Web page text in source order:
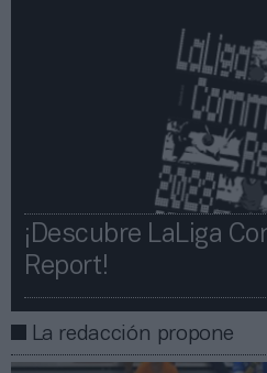
¡Descubre LaLiga
Report!​​
La redacción propone